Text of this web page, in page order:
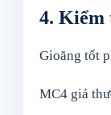
4. Kiểm
Gioăng tốt
MC4 giả